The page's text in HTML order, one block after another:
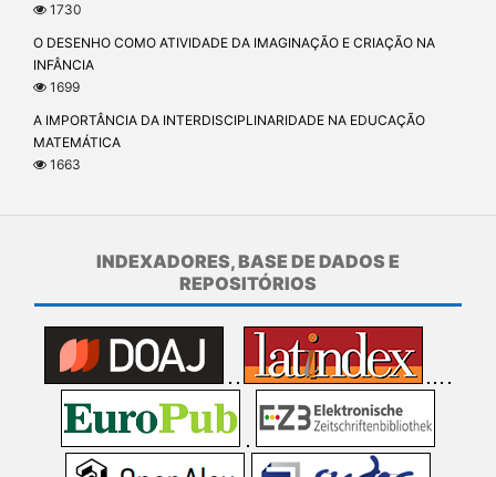
1730
O DESENHO COMO ATIVIDADE DA IMAGINAÇÃO E CRIAÇÃO NA
INFÂNCIA
1699
A IMPORTÂNCIA DA INTERDISCIPLINARIDADE NA EDUCAÇÃO
MATEMÁTICA
1663
INDEXADORES, BASE DE DADOS E
REPOSITÓRIOS